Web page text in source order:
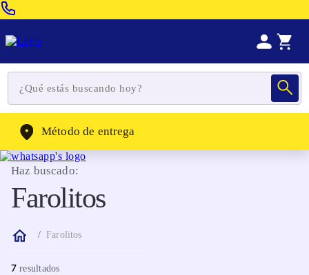
WhatsApp: (302) 262-4104
Método de entrega
Haz buscado:
Farolitos
Farolitos
7